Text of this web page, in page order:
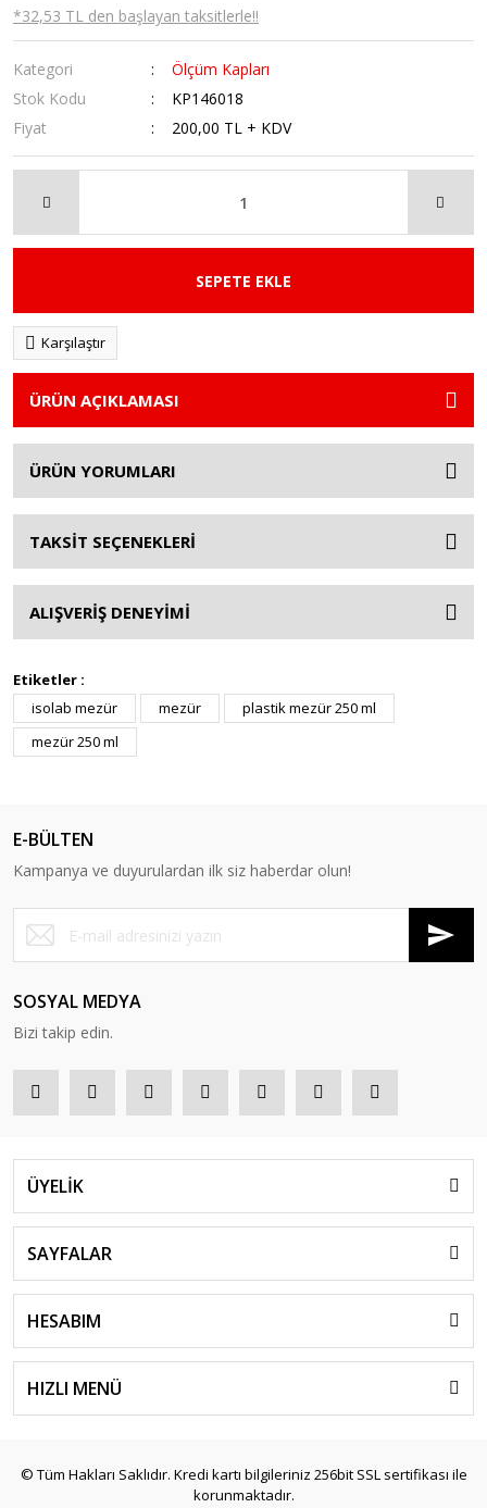
*32,53 TL den başlayan taksitlerle!!
Kategori
Ölçüm Kapları
Stok Kodu
KP146018
Fiyat
200,00 TL + KDV
SEPETE EKLE
Karşılaştır
ÜRÜN AÇIKLAMASI
ÜRÜN YORUMLARI
TAKSİT SEÇENEKLERİ
ALIŞVERİŞ DENEYİMİ
Etiketler :
isolab mezür
mezür
plastik mezür 250 ml
mezür 250 ml
E-BÜLTEN
Kampanya ve duyurulardan ilk siz haberdar olun!
SOSYAL MEDYA
Bizi takip edin.
ÜYELİK
SAYFALAR
HESABIM
HIZLI MENÜ
© Tüm Hakları Saklıdır. Kredi kartı bilgileriniz 256bit SSL sertifikası ile
korunmaktadır.